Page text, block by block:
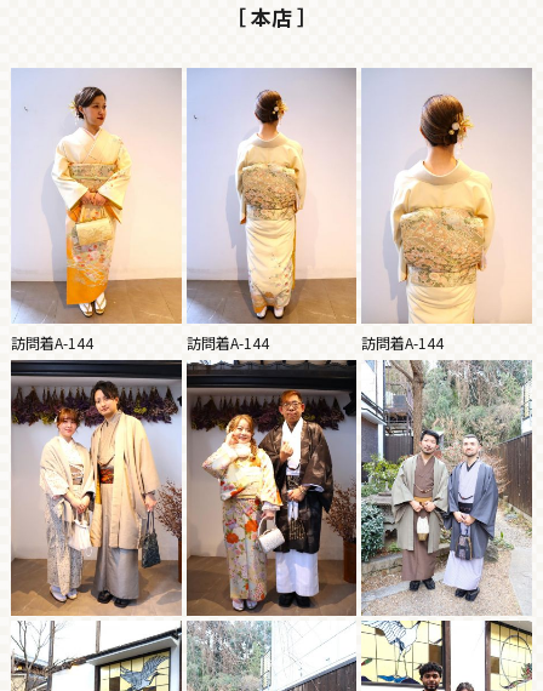
［ 本店 ］
訪問着A-144 訪問着A-144 訪問着A-144